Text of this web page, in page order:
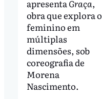
apresenta Graça,
obra que explora o
feminino em
múltiplas
dimensões, sob
coreografia de
Morena
Nascimento.